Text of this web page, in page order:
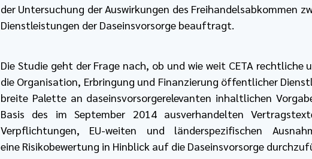
der Untersuchung der Auswirkungen des Freihandelsabkommen
Dienstleistungen der Daseinsvorsorge beauftragt.
Die Studie geht der Frage nach, ob und wie weit CETA
die Organisation, Erbringung und Finanzierung öffentlicher
breite Palette an daseinsvorsorgerelevanten inhaltlichen
Basis des im September 2014 ausverhandelten
Verpflichtungen, EU-weiten und länderspezifischen
eine Risikobewertung in Hinblick auf die Daseinsvorsorge